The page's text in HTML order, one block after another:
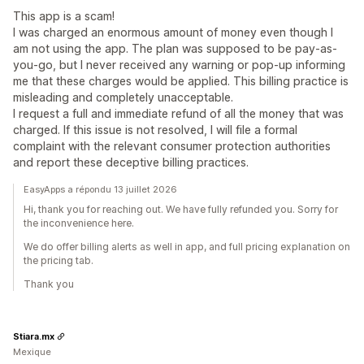
Liste de collecte de SMS
Automatisations Ciblage Géolocalisation
Segmentation
Balisage Suivi Rapports Informations et conseils
Analyses de données
Test A/B API et webhooks
This app is a scam!
I was charged an enormous amount of money even though I
am not using the app. The plan was supposed to be pay-as-
you-go, but I never received any warning or pop-up informing
me that these charges would be applied. This billing practice is
misleading and completely unacceptable.
I request a full and immediate refund of all the money that was
charged. If this issue is not resolved, I will file a formal
complaint with the relevant consumer protection authorities
and report these deceptive billing practices.
EasyApps a répondu 13 juillet 2026
Hi, thank you for reaching out. We have fully refunded you. Sorry for
the inconvenience here.
We do offer billing alerts as well in app, and full pricing explanation on
the pricing tab.
Thank you
Stiara.mx
Mexique